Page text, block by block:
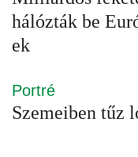
hálózták be
ek
Portré
Szemeiben tűz